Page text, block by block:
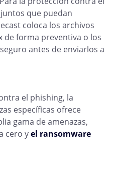
que puedan
coloca los archivos
de forma preventiva o los
antes de enviarlos a
el phishing, la
específicas ofrece
gama de amenazas,
cero yel ransomware